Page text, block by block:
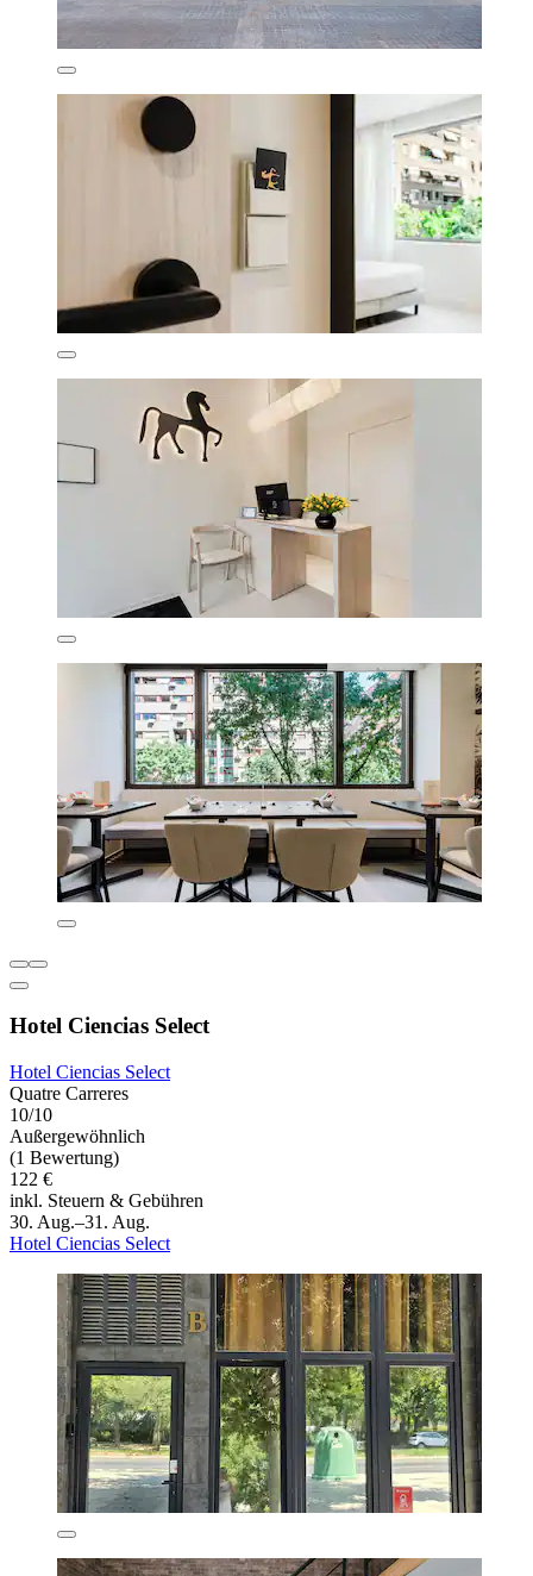
Hotel Ciencias Select
Hotel Ciencias Select
Quatre Carreres
10/10
Außergewöhnlich
(1 Bewertung)
122 €
inkl. Steuern & Gebühren
30. Aug.–31. Aug.
Hotel Ciencias Select